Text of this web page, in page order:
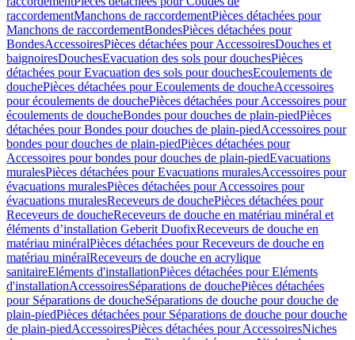
raccordementManchons de raccordementPièces détachées pour
Manchons de raccordementBondesPièces détachées pour
BondesAccessoiresPièces détachées pour AccessoiresDouches et
baignoiresDouchesEvacuation des sols pour douchesPièces
détachées pour Evacuation des sols pour douchesEcoulements de
douchePièces détachées pour Ecoulements de doucheAccessoires
pour écoulements de douchePièces détachées pour Accessoires pour
écoulements de doucheBondes pour douches de plain-piedPièces
détachées pour Bondes pour douches de plain-piedAccessoires pour
bondes pour douches de plain-piedPièces détachées pour
Accessoires pour bondes pour douches de plain-piedEvacuations
muralesPièces détachées pour Evacuations muralesAccessoires pour
évacuations muralesPièces détachées pour Accessoires pour
évacuations muralesReceveurs de douchePièces détachées pour
Receveurs de doucheReceveurs de douche en matériau minéral et
éléments d’installation Geberit DuofixReceveurs de douche en
matériau minéralPièces détachées pour Receveurs de douche en
matériau minéralReceveurs de douche en acrylique
sanitaireEléments d'installationPièces détachées pour Eléments
d'installationAccessoiresSéparations de douchePièces détachées
pour Séparations de doucheSéparations de douche pour douche de
plain-piedPièces détachées pour Séparations de douche pour douche
de plain-piedAccessoiresPièces détachées pour AccessoiresNiches